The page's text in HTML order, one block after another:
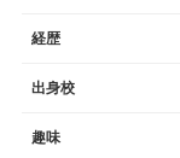
経歴
出身校
趣味